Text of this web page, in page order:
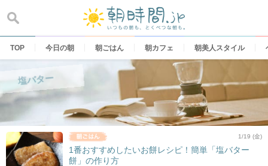
content
TOP 今日の朝 朝ごはん 朝カフェ 朝美人スタイル
塩バター
1/19 (金)
1番おすすめしたいお餅レシピ！簡単「塩バター
餅」の作り方